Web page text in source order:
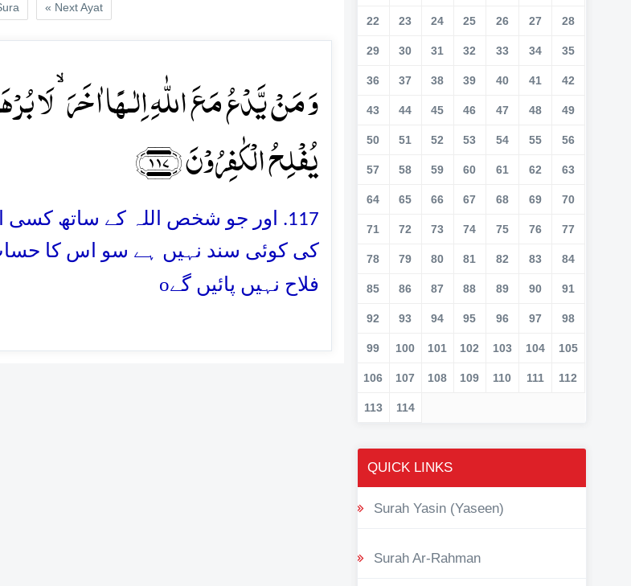
« Next Ayat
وَ مَنۡ یَّدۡعُ مَعَ اللّٰہِ اِلٰـہًا اٰخَرَ ۙ لَا
یُفۡلِحُ الۡکٰفِرُوۡنَ ﴿۱۱۷﴾
117. اور جو شخص اللہ کے ساتھ
کی کوئی سند نہیں ہے سو اس کا
فلاح نہیں پائیں گےo
22 23 24 25 26 27 28
29 30 31 32 33 34 35
36 37 38 39 40 41 42
43 44 45 46 47 48 49
50 51 52 53 54 55 56
57 58 59 60 61 62 63
64 65 66 67 68 69 70
71 72 73 74 75 76 77
78 79 80 81 82 83 84
85 86 87 88 89 90 91
92 93 94 95 96 97 98
99 100 101 102 103 104 105
106 107 108 109 110 111 112
113 114
QUICK LINKS
Surah Yasin (Yaseen)
Surah Ar-Rahman